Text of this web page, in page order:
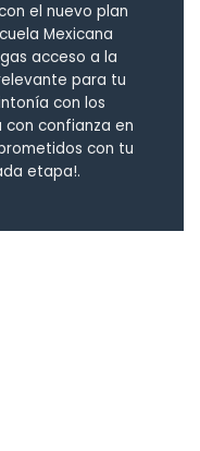
el nuevo plan
Mexicana
acceso a la
para tu
con los
confianza en
con tu
etapa!.